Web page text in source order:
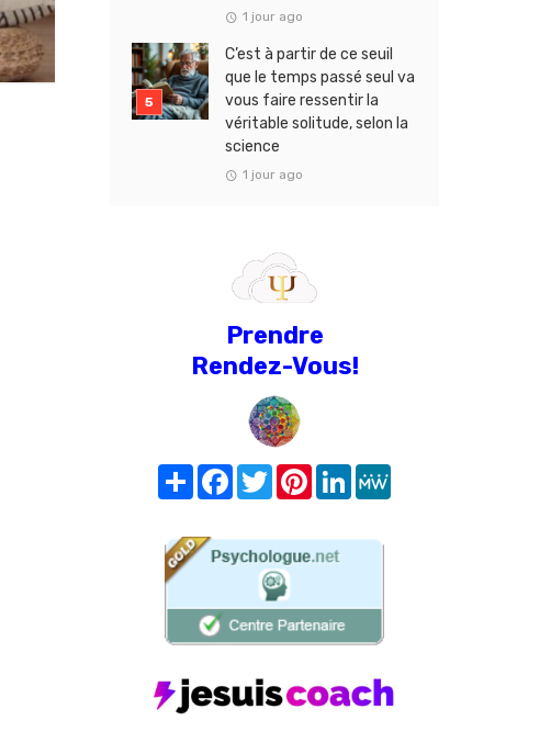
1 jour ago
C’est à partir de ce seuil
que le temps passé seul va
vous faire ressentir la
véritable solitude, selon la
science
1 jour ago
Prendre
Rendez-Vous!
Share FacebookTwitterPinterest
LinkedIn